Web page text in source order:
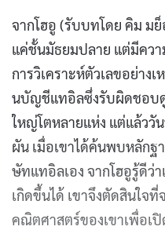
จากโฮอู (รับบทโดย คิม ม
แค่ชั้นมัธยมปลาย แต่มีคว
การวิเคราะห์ตัวเลขอย่าง
นบัญชีแทอิลซึ่งรับผิดชอบ
ใหญ่โตหลายแห่ง แต่แล้ววั
ผัน เมื่อเขาได้ค้นพบหลักฐ
ษัทแทอิลเอง จากโฮอูรู้ดีว่
เกิดขึ้นได้ เขาจึงตัดสินใจ
คณิตศาสตร์ของเขาเพื่อเ